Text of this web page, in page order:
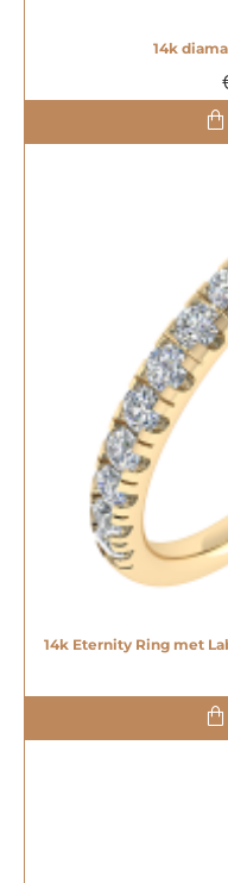
14k
14k Eternity Ring met